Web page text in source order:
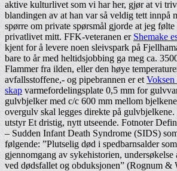
aktive kulturlivet som vi har her, gjør at vi
blandingen av at han var så veldig tett innpå
spørre om private spørsmål gjorde at jeg
privatlivet mitt. FFK-veteranen erShemake
kjent for å levere noen sleivspark på
bare to år med heltidsjobbing ga meg ca.
Flammer fra ilden, eller den høye
avfallsstoffene,- og pipebrannen er et
skapvarmefordelingsplate 0,5 mm for
gulvbjelker med c/c 600 mm mellom
overgulv skal legges direkte på
utstyr Et dristig, nytt utseende. Fotnoter
– Sudden Infant Death Syndrome (SIDS)
følgende: ”Plutselig død i spedbarnsalder
gjennomgang av sykehistorien, undersøkelse
ved dødsfallet og obduksjonen” (Rognum &